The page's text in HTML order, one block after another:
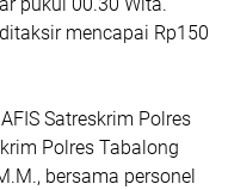
mencapai Rp150
Satreskrim Polres
Polres Tabalong
bersama personel